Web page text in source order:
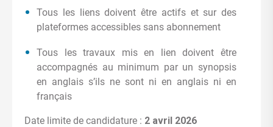
Tous les liens doivent être actifs et sur des
plateformes accessibles sans abonnement
Tous les travaux mis en lien doivent être
accompagnés au minimum par un synopsis
en anglais s’ils ne sont ni en anglais ni en
français
Date limite de candidature : 2 avril 2026